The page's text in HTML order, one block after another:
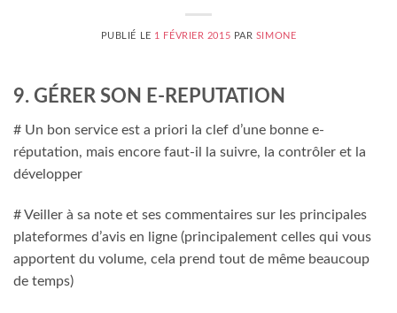
PUBLIÉ LE 1 FÉVRIER 2015 PAR SIMONE
9. GÉRER SON E-REPUTATION
# Un bon service est a priori la clef d’une bonne e-
réputation, mais encore faut-il la suivre, la contrôler et la
développer
# Veiller à sa note et ses commentaires sur les principales
plateformes d’avis en ligne (principalement celles qui vous
apportent du volume, cela prend tout de même beaucoup
de temps)